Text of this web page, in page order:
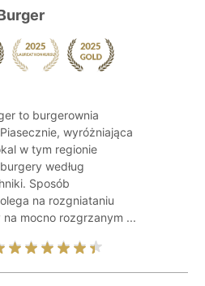
to burgerownia
wyróżniająca
w tym regionie
według
Sposób
na rozgniataniu
na mocno rozgrzanym ...